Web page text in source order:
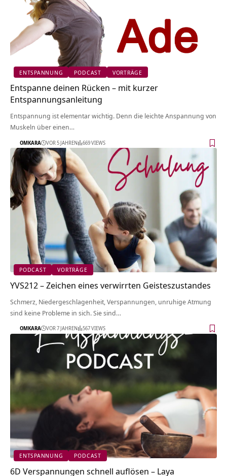
ENTSPANNUNG PODCAST VORTRÄGE
Entspanne deinen Rücken – mit kurzer
Entspannungsanleitung
Entspannung ist elementar wichtig. Denn die leichte Anspannung von
Muskeln über einen…
OMKARA VOR 5 JAHREN 669 VIEWS
PODCAST VORTRÄGE
YVS212 – Zeichen eines verwirrten Geisteszustandes
Schmerz, Niedergeschlagenheit, Verspannungen, unruhige Atmung
sind keine Probleme in sich. Sie sind…
OMKARA VOR 7 JAHREN 567 VIEWS
ENTSPANNUNG PODCAST
6D Verspannungen schnell auflösen – Laya